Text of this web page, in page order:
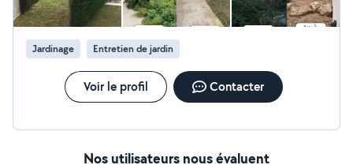
Jardinage Entretien de jardin
Voir le profil Contacter
Nos utilisateurs nous évaluent